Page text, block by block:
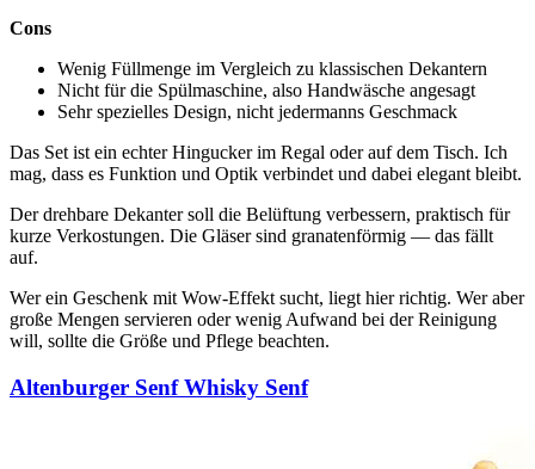
Cons
Wenig Füllmenge im Vergleich zu klassischen Dekantern
Nicht für die Spülmaschine, also Handwäsche angesagt
Sehr spezielles Design, nicht jedermanns Geschmack
Das Set ist ein echter Hingucker im Regal oder auf dem Tisch. Ich
mag, dass es Funktion und Optik verbindet und dabei elegant bleibt.
Der drehbare Dekanter soll die Belüftung verbessern, praktisch für
kurze Verkostungen. Die Gläser sind granatenförmig — das fällt
auf.
Wer ein Geschenk mit Wow-Effekt sucht, liegt hier richtig. Wer aber
große Mengen servieren oder wenig Aufwand bei der Reinigung
will, sollte die Größe und Pflege beachten.
Altenburger Senf Whisky Senf